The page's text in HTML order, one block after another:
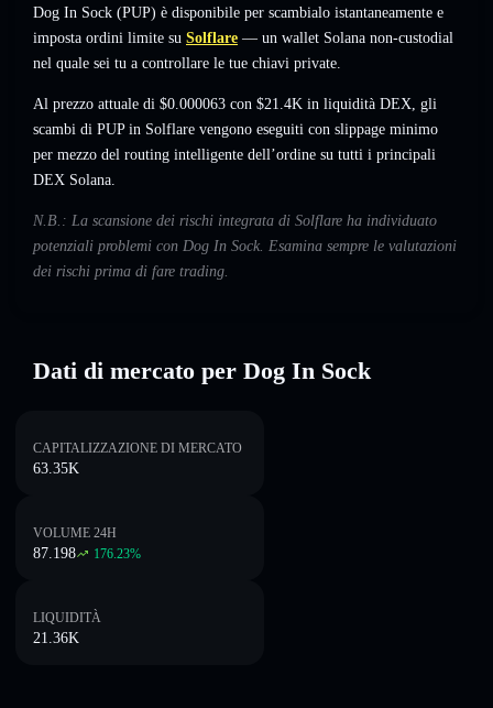
Dog In Sock (PUP) è disponibile per scambialo istantaneamente e
imposta ordini limite su Solflare — un wallet Solana non-custodial
nel quale sei tu a controllare le tue chiavi private.
Al prezzo attuale di $0.000063 con $21.4K in liquidità DEX, gli
scambi di PUP in Solflare vengono eseguiti con slippage minimo
per mezzo del routing intelligente dell’ordine su tutti i principali
DEX Solana.
N.B.: La scansione dei rischi integrata di Solflare ha individuato
potenziali problemi con Dog In Sock. Esamina sempre le valutazioni
dei rischi prima di fare trading.
Dati di mercato per Dog In Sock
CAPITALIZZAZIONE DI MERCATO
63.35K
VOLUME 24H
87.198 176.23%
LIQUIDITÀ
21.36K